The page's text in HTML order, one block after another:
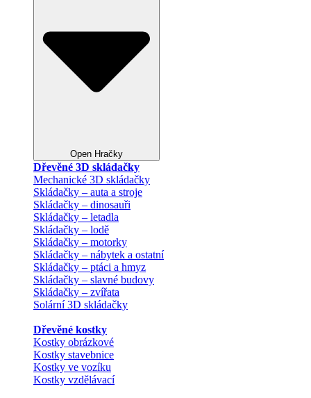
Open Hračky
Dřevěné 3D skládačky
Mechanické 3D skládačky
Skládačky – auta a stroje
Skládačky – dinosauři
Skládačky – letadla
Skládačky – lodě
Skládačky – motorky
Skládačky – nábytek a ostatní
Skládačky – ptáci a hmyz
Skládačky – slavné budovy
Skládačky – zvířata
Solární 3D skládačky
Dřevěné kostky
Kostky obrázkové
Kostky stavebnice
Kostky ve vozíku
Kostky vzdělávací